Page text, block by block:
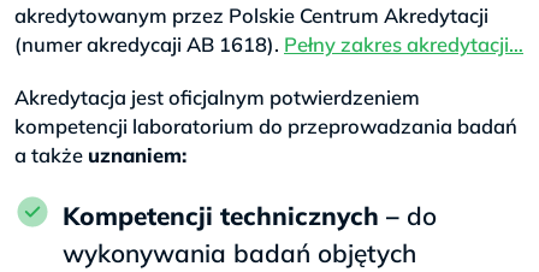
akredytowanym przez Polskie Centrum Akredytacji
(numer akredycaji AB 1618). Pełny zakres akredytacji…
Akredytacja jest oficjalnym potwierdzeniem
kompetencji laboratorium do przeprowadzania badań
a także uznaniem:
kompetencji technicznych – do
wykonywania badań objętych